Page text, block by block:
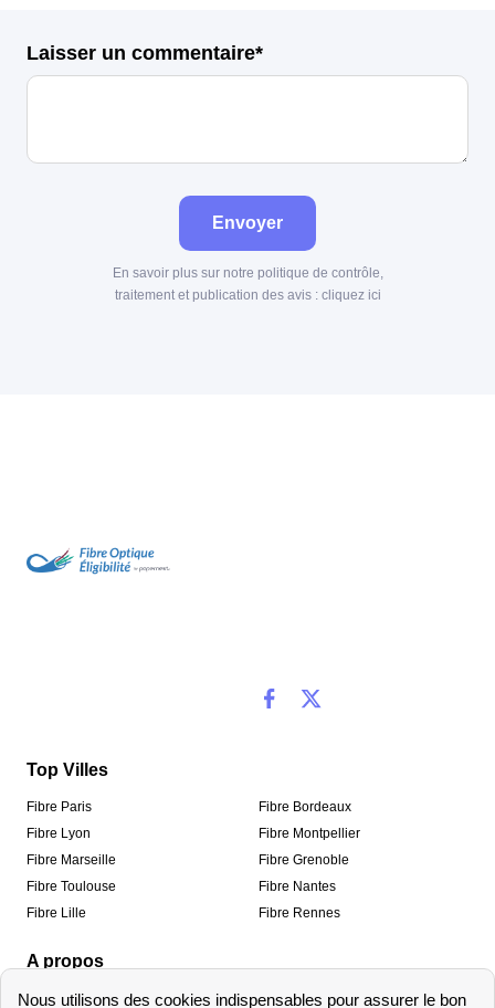
Laisser un commentaire*
Envoyer
En savoir plus sur notre politique de contrôle,
traitement et publication des avis : cliquez ici
Top Villes
Fibre Paris
Fibre Lyon
Fibre Marseille
Fibre Toulouse
Fibre Lille
Fibre Bordeaux
Fibre Montpellier
Fibre Grenoble
Fibre Nantes
Fibre Rennes
A propos
Qui sommes-nous ? Mentions légales